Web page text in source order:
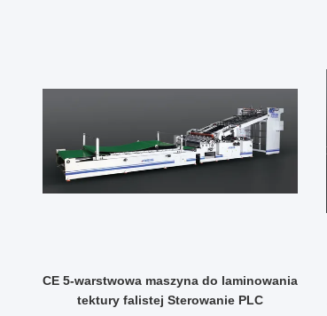
CE 5-warstwowa maszyna do laminowania
tektury falistej Sterowanie PLC